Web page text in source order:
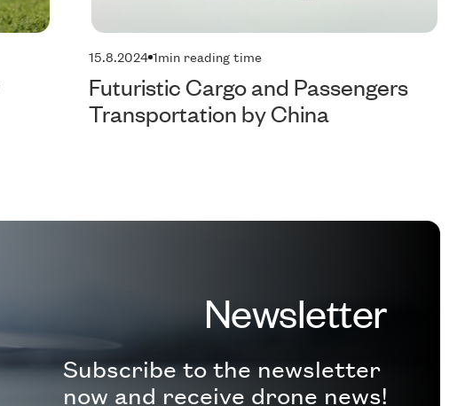
15.8.2024 1min reading time
Futuristic Cargo and Passengers
Transportation by China
Newsletter
Subscribe to the newsletter
now and receive drone news!